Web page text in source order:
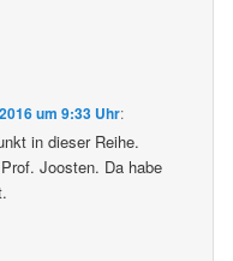
um 9:33 Uhr:
in dieser Reihe.
Joosten. Da habe